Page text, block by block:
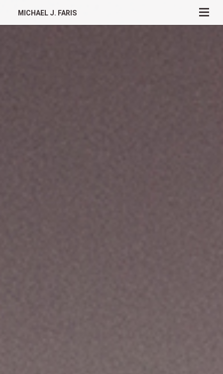
MICHAEL J. FARIS